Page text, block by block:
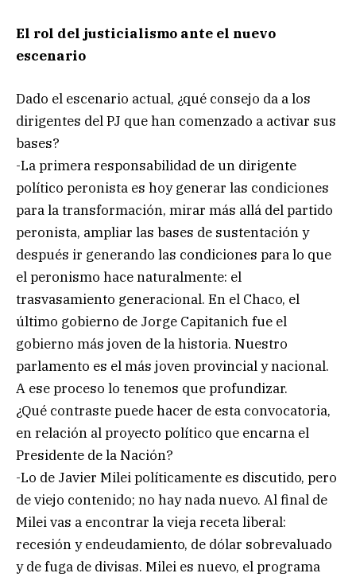
El rol del justicialismo ante el nuevo
escenario
Dado el escenario actual, ¿qué consejo da a los
dirigentes del PJ que han comenzado a activar sus
bases?
-La primera responsabilidad de un dirigente
político peronista es hoy generar las condiciones
para la transformación, mirar más allá del partido
peronista, ampliar las bases de sustentación y
después ir generando las condiciones para lo que
el peronismo hace naturalmente: el
trasvasamiento generacional. En el Chaco, el
último gobierno de Jorge Capitanich fue el
gobierno más joven de la historia. Nuestro
parlamento es el más joven provincial y nacional.
A ese proceso lo tenemos que profundizar.
¿Qué contraste puede hacer de esta convocatoria,
en relación al proyecto político que encarna el
Presidente de la Nación?
-Lo de Javier Milei políticamente es discutido, pero
de viejo contenido; no hay nada nuevo. Al final de
Milei vas a encontrar la vieja receta liberal:
recesión y endeudamiento, de dólar sobrevaluado
y de fuga de divisas. Milei es nuevo, el programa